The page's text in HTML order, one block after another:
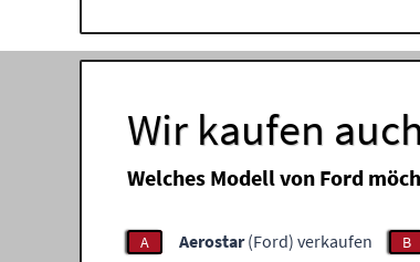
Wir kaufen
Welches Modell von Ford
A Aerostar(Ford) verkaufen B